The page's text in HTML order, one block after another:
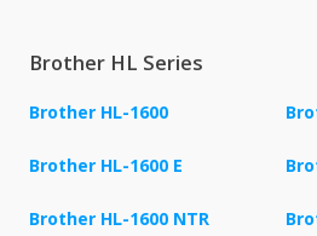
Brother HL Series
Brother HL-1600
Brother HL-1600 E
Brother HL-1600 NTR